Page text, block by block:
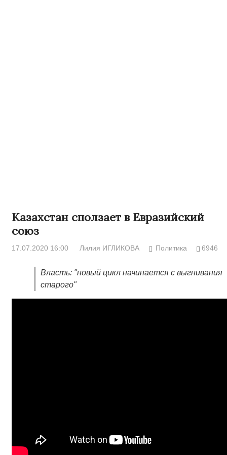
Казахстан сползает в Евразийский
союз
17.07.2020 16:00 Лилия ИГЛИКОВА Политика 6946
Власть: "новый цикл начинается с выгнивания
старого"